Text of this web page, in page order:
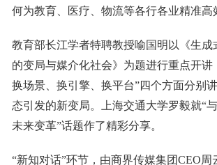
何为教育、医疗、物流等各行各业精准高
教育部长江学者特聘教授喻国明以《生
的变局与媒介化社会》为题进行重点开讲
换场景、换引擎、换平台”四个方面分别
态引发的新变局。上海交通大学罗毅就“
未来变革”话题作了精彩分享。
“新知对话”环节，由商界传媒集团CEO周